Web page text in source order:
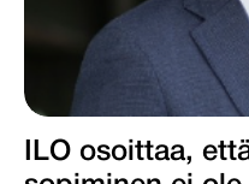
ILO osoittaa,